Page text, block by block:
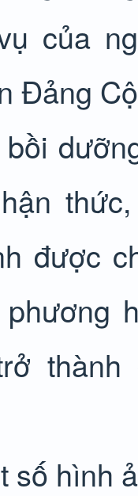
của
Đảng
được
số hình